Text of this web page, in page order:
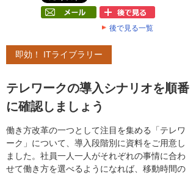
後で見る一覧
即効！ ITライブラリー
テレワークの導入シナリオを順番
に確認しましょう
働き方改革の一つとして注目を集める「テレワ
ーク」について、導入段階別に資料をご用意し
ました。社員一人一人がそれぞれの事情に合わ
せて働き方を選べるようになれば、移動時間の